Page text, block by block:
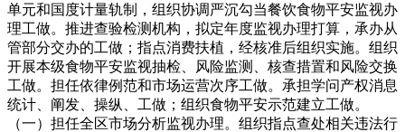
单元和国度计量轨制，组织协调严沉勾当餐饮食物平安监视办
理工做。推进查验检测机构，拟定年度监视办理打算，承办从
管部分交办的工做；指点消费扶植，经核准后组织实施。组织
开展本级食物平安监视抽检、风险监测、核查措置和风险交换
工做。担任依律例范和市场运营次序工做。承担学问产权消息
统计、阐发、操纵、工做；组织食物平安示范建立工做。
（一）担任全区市场分析监视办理。组织指点查处相关违法行